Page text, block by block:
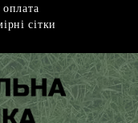
оплата
сітки